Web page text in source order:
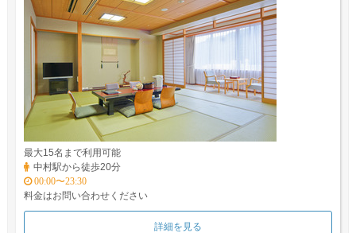
最大15名まで利用可能
中村駅から徒歩20分
00:00〜23:30
料金はお問い合わせください
詳細を見る